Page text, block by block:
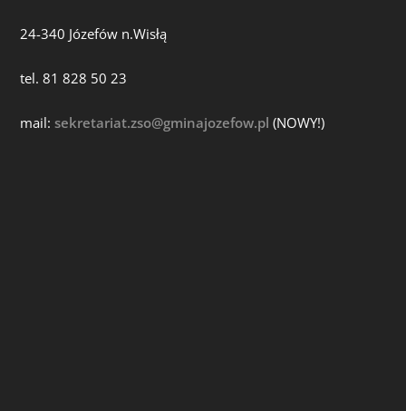
24-340 Józefów n.Wisłą
tel. 81 828 50 23
mail:sekretariat.zso@gminajozefow.pl (NOWY!)